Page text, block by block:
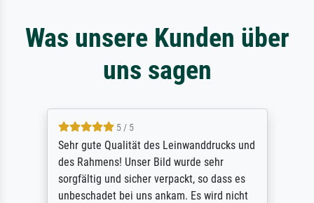
Was unsere Kunden über
uns sagen
5 / 5
Sehr gute Qualität des Leinwanddrucks und
des Rahmens! Unser Bild wurde sehr
sorgfältig und sicher verpackt, so dass es
unbeschadet bei uns ankam. Es wird nicht